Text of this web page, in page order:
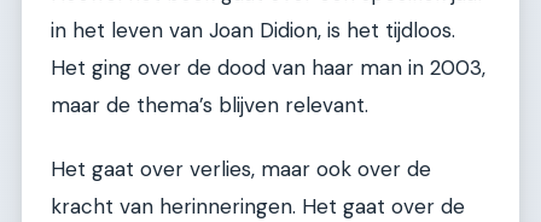
in het leven van Joan Didion, is het tijdloos.
Het ging over de dood van haar man in 2003,
maar de thema’s blijven relevant.
Het gaat over verlies, maar ook over de
kracht van herinneringen. Het gaat over de